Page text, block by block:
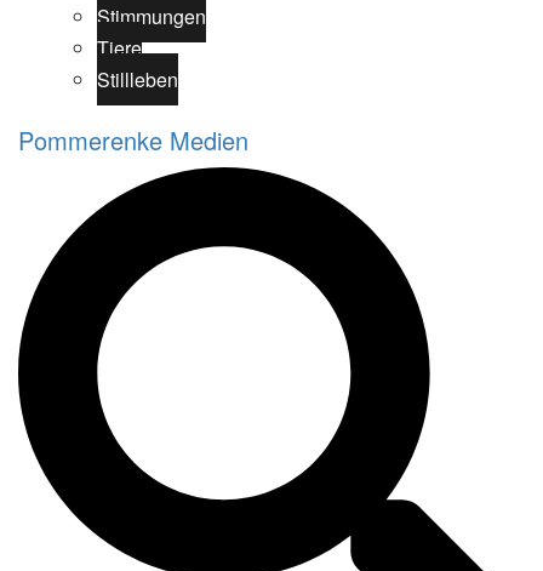
Stimmungen
Tiere
Stillleben
Pommerenke Medien